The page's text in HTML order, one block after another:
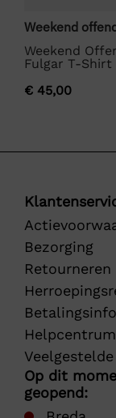
Weekend
Weekend
Fulgar T-Shirt
€ 45,00
Bezorging
Retourneren
Helpcentrum
Op dit
geopend: